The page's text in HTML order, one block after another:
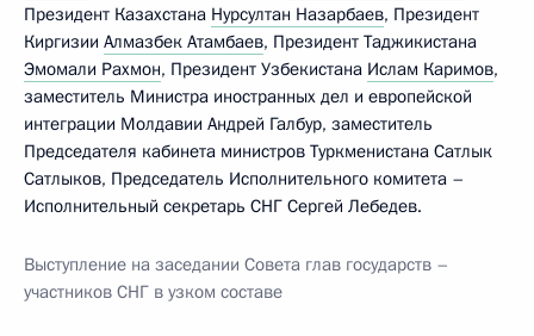
Президент Казахстана Нурсултан Назарбаев, Президент
Киргизии Алмазбек Атамбаев, Президент Таджикистана
Эмомали Рахмон, Президент Узбекистана Ислам Каримов,
заместитель Министра иностранных дел и европейской
интеграции Молдавии Андрей Галбур, заместитель
Председателя кабинета министров Туркменистана Сатлык
Сатлыков, Председатель Исполнительного комитета –
Исполнительный секретарь СНГ Сергей Лебедев.
Выступление на заседании Совета глав государств –
участников СНГ в узком составе